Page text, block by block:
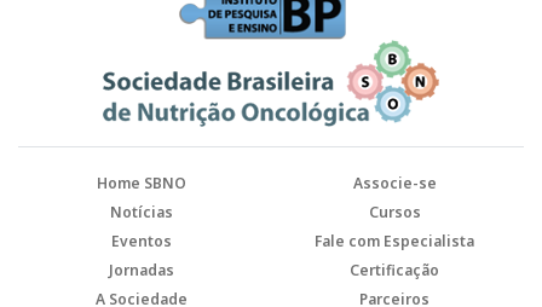
Home SBNO
Associe-se
Notícias
Cursos
Eventos
Fale com Especialista
Jornadas
Certificação
A Sociedade
Parceiros